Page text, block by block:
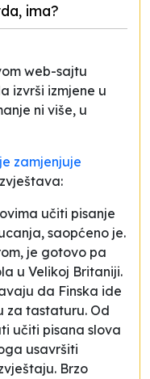
ima?
web-sajtu
izvrši izmjene u
ni više, u
zamjenjuje
učiti pisanje
saopćeno je.
je gotovo pa
u Velikoj Britaniji.
da Finska ide
za tastaturu. Od
učiti pisana slova
usavršiti
Brzo